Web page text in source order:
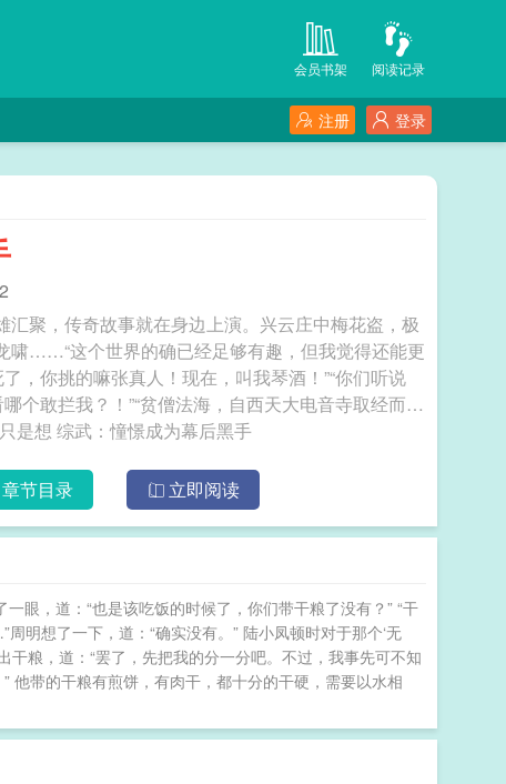
阅读记录
会员书架
登录
注册
聚，传奇故事就在身边上演。兴云庄中梅花盗，极
啸……“这个世界的确已经足够有趣，但我觉得还能更
，你挑的嘛张真人！现在，叫我琴酒！”“你们听说
个敢拦我？！”“贫僧法海，自西天大电音寺取经而
归，诸位，可愿听我讲经说法？”一开始，周明只是想 综武：憧憬成为幕后黑手
章节目录 立即阅读
眼，道：“也是该吃饭的时候了，你们带干粮了没有？” “干
想了一下，道：“确实没有。” 陆小凤顿时对于那个‘无
干粮，道：“罢了，先把我的分一分吧。不过，我事先可不知
带的干粮有煎饼，有肉干，都十分的干硬，需要以水相